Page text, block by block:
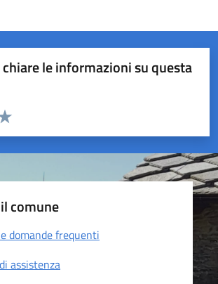
le informazioni su questa
la pagina
5 stelle su 5
4 stelle su 5
su 5
su 5
5
comune
domande frequenti
assistenza